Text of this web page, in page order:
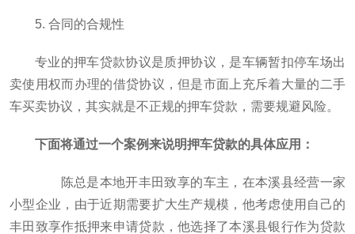
5. 合同的合规性
专业的押车贷款协议是质押协议，是车辆暂扣停车场出
卖使用权而办理的借贷协议，但是市面上充斥着大量的二手
车买卖协议，其实就是不正规的押车贷款，需要规避风险。
下面将通过一个案例来说明押车贷款的具体应用：
陈总是本地开丰田致享的车主，在本溪县经营一家
小型企业，由于近期需要扩大生产规模，他考虑使用自己的
丰田致享作抵押来申请贷款，他选择了本溪县银行作为贷款